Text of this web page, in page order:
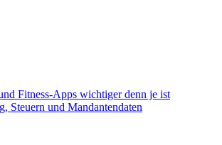
Fitness-Apps wichtiger denn je ist
Steuern und Mandantendaten